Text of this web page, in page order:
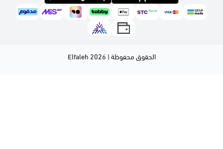
الحقوق محفوظة | 2026 Elfaleh